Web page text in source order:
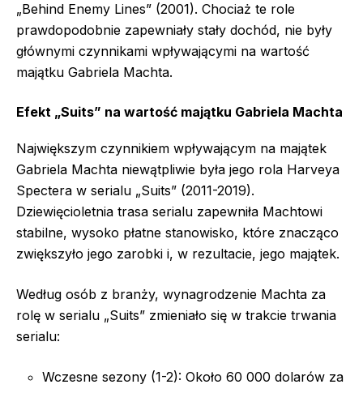
„Behind Enemy Lines” (2001). Chociaż te role
prawdopodobnie zapewniały stały dochód, nie były
głównymi czynnikami wpływającymi na wartość
majątku Gabriela Machta.
Efekt „Suits” na wartość majątku Gabriela Machta
Największym czynnikiem wpływającym na majątek
Gabriela Machta niewątpliwie była jego rola Harveya
Spectera w serialu „Suits” (2011-2019).
Dziewięcioletnia trasa serialu zapewniła Machtowi
stabilne, wysoko płatne stanowisko, które znacząco
zwiększyło jego zarobki i, w rezultacie, jego majątek.
Według osób z branży, wynagrodzenie Machta za
rolę w serialu „Suits” zmieniało się w trakcie trwania
serialu:
Wczesne sezony (1-2): Około 60 000 dolarów za